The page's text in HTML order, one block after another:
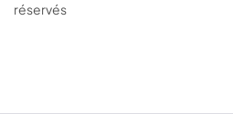
réservés